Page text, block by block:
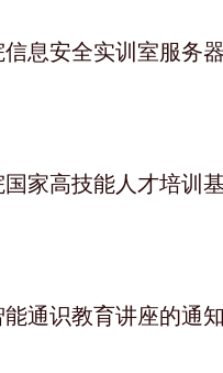
息安全实训室服务
家高技能人才培训
通识教育讲座的通